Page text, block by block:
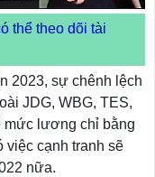
thể theo dõi tài
2023, sự chênh lệch
JDG, WBG, TES,
mức lương chỉ bằng
việc cạnh tranh sẽ
nữa.